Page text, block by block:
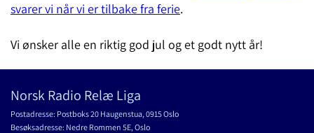
svarer vi når vi er tilbake fra ferie.
Vi ønsker alle en riktig god jul og et godt nytt år!
Norsk Radio Relæ Liga
Postadresse: Postboks 20 Haugenstua, 0915 Oslo
Besøksadresse: Nedre Rommen 5E, Oslo